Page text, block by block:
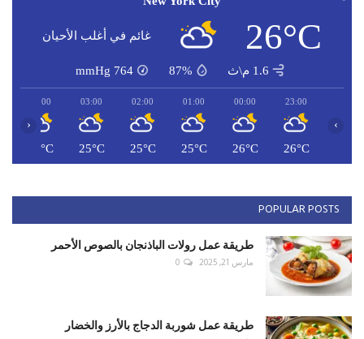
26°C غائم في أغلب الأحيان
1.6 م\ث 87%
764
mmHg
23:00
26°C
00:00
26°C
01:00
25°C
02:00
25°C
03:00
25°C
04:00
25°C
‹ ›
POPULAR POSTS
طريقة عمل رولات الباذنجان بالصوص الأحمر
مارس 21, 2025 0
طريقة عمل شوربة الدجاج بالأرز والخضار